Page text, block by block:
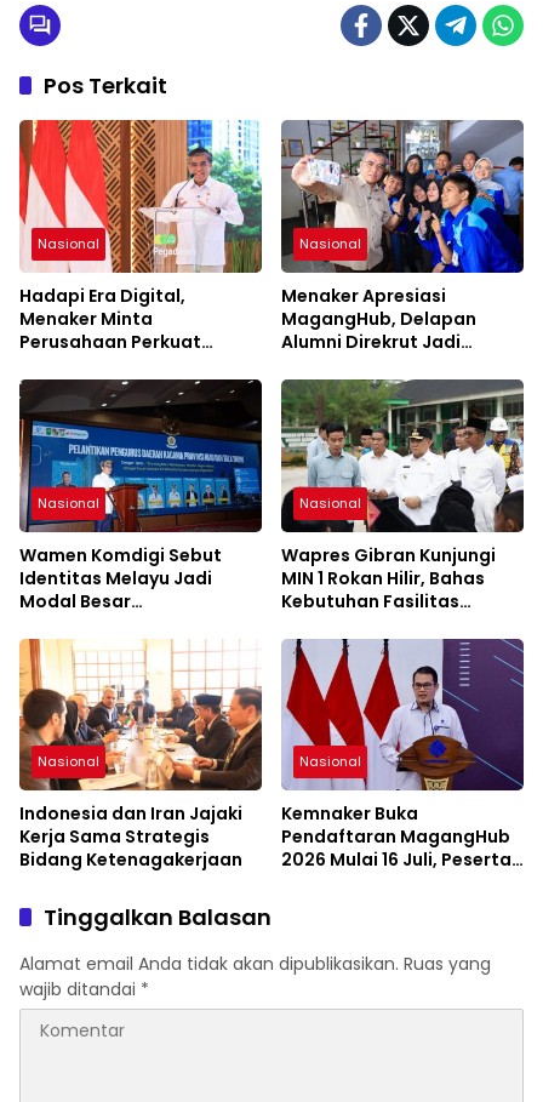
Pos Terkait
Nasional
Hadapi Era Digital,
Menaker Minta
Perusahaan Perkuat
Nasional
Menaker Apresiasi
MagangHub, Delapan
Alumni Direkrut Jadi
Nasional
Wamen Komdigi Sebut
Identitas Melayu Jadi
Modal Besar
Digital
Nasional
Wapres Gibran Kunjungi
MIN 1 Rokan Hilir, Bahas
Kebutuhan Fasilitas
Nasional
Indonesia dan Iran Jajaki
Kerja Sama Strategis
Bidang Ketenagakerjaan
Nasional
Kemnaker Buka
Pendaftaran MagangHub
2026 Mulai 16 Juli, Peserta
Tinggalkan Balasan
Alamat email Anda tidak akan dipublikasikan. Ruas yang
wajib ditandai *